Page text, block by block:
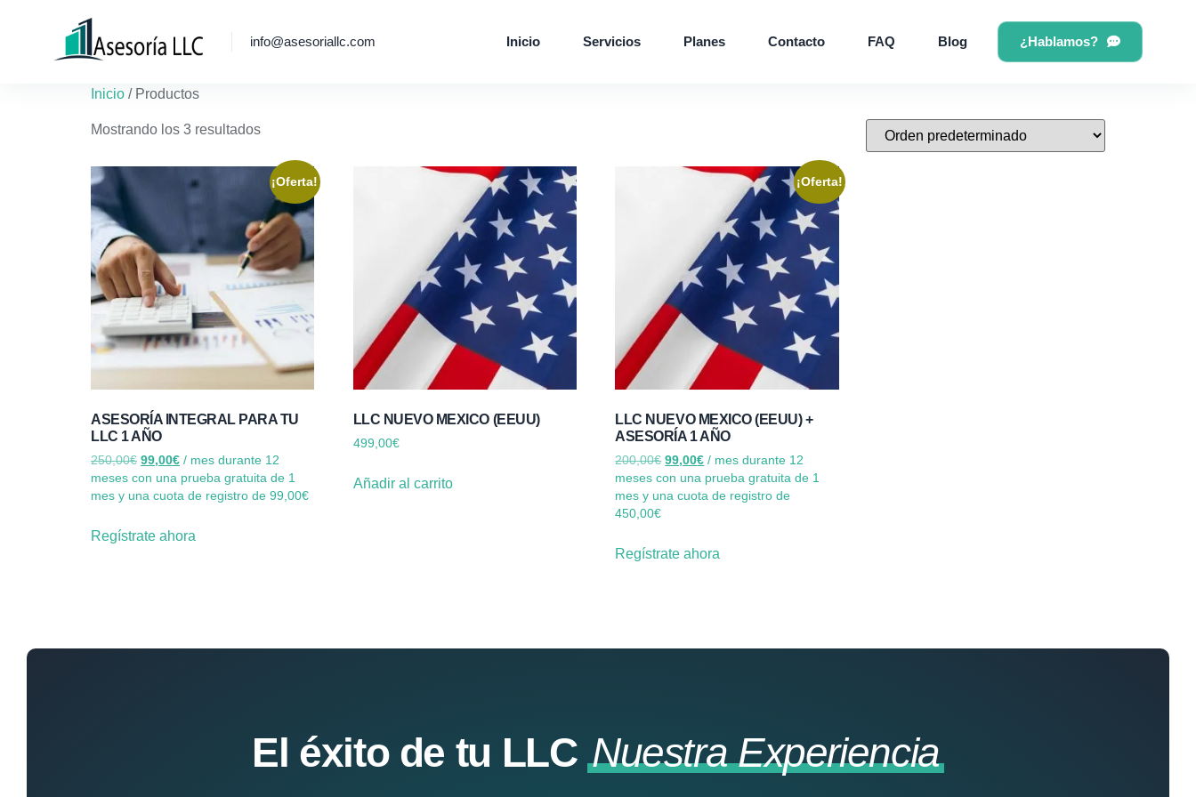
info@asesoriallc.com Inicio Servicios Planes Contacto FAQ Blog ¿Hablamos?
Inicio / Productos
Mostrando los 3 resultados
¡Oferta!
ASESORÍA INTEGRAL PARA TU
LLC 1 AÑO
250,00€ 99,00€ / mes durante 12
meses con una prueba gratuita de 1
mes y una cuota de registro de 99,00€
Regístrate ahora
LLC NUEVO MEXICO (EEUU)
499,00€
Añadir al carrito
¡Oferta!
LLC NUEVO MEXICO (EEUU) +
ASESORÍA 1 AÑO
200,00€ 99,00€ / mes durante 12
meses con una prueba gratuita de 1
mes y una cuota de registro de
450,00€
Regístrate ahora
El éxito de tu LLC Nuestra Experiencia